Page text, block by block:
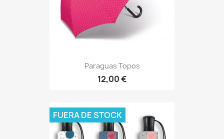
Paraguas Topos
12,00 €
FUERA DE STOCK